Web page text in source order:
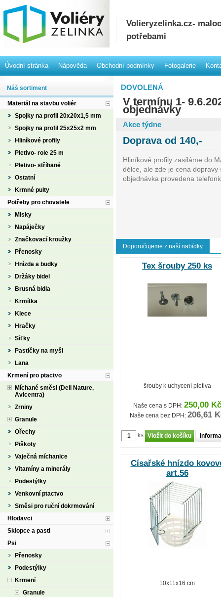
Volieryzelinka.cz-
potřebami
Úvodní stránka Nápověda Obchodní podmínky Fotogalerie
DOVOLENÁ
V termínu 1-
objednávky
Akce týdne
Doprava od 140,-
Hliníkové profily zasíláme do
délce, ale zde je cena
objednávka provedena
Doporučujeme z naší nabídky
Tex šrouby 250 ks
šrouby k uchycení pletiva
Naše cena s DPH: 250,00 Kč
Naše cena bez DPH: 206,61
ks
Císařské hnízdo
art.56
10x11x16 cm
Náš sortiment
Materiál na stavbu voliér
Spojky na profil 20x20x1,5 mm
Spojky na profil 25x25x2 mm
Hliníkové profily
Pletivo- role 25 m
Pletivo- stříhané
Ostatní
Krmné pulty
Potřeby pro chovatele
Misky
Napáječky
Značkovací kroužky
Přenosky
Hnízda a budky
Držáky bidel
Brusná bidla
Krmítka
Klece
Hračky
Síťky
Pastičky na myši
Lana
Krmení pro ptactvo
Míchané směsi (Deli Nature,
Avicentra)
Zrniny
Granule
Ořechy
Piškoty
Vaječná míchanice
Vitamíny a minerály
Podestýlky
Venkovní ptactvo
Směsi pro ruční dokrmování
Hlodavci
Sklopce a pasti
Psi
Přenosky
Podestýlky
Krmení
Granule